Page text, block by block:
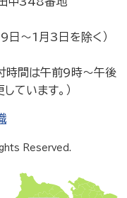
日～1月3日を除く）
時間は午前9時～午後
います。）
Reserved.